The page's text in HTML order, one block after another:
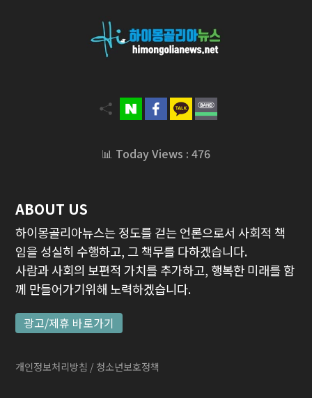
📊 Today Views : 476
ABOUT US
하이몽골리아뉴스는 정도를 걷는 언론으로서 사회적 책
임을 성실히 수행하고, 그 책무를 다하겠습니다.
사람과 사회의 보편적 가치를 추가하고, 행복한 미래를 함
께 만들어가기위해 노력하겠습니다.
광고/제휴 바로가기
개인정보처리방침 / 청소년보호정책